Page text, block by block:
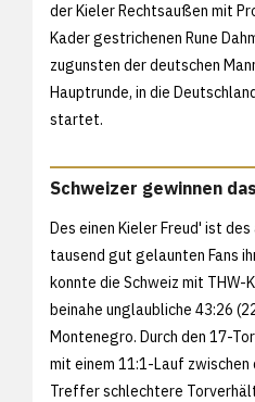
der Kieler Rechtsaußen mit
Kader gestrichenen Rune
zugunsten der deutschen
Hauptrunde, in die
startet.
Schweizer gewinnen
Des einen Kieler Freud' ist
tausend gut gelaunten Fans
konnte die Schweiz mit THW-
beinahe unglaubliche 43:26
Montenegro. Durch den 17-
mit einem 11:1-Lauf
Treffer schlechtere